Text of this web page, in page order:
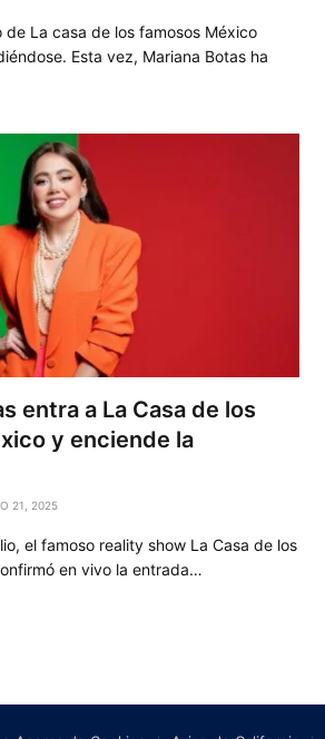
de La casa de los famosos México
Esta vez, Mariana Botas ha
entra a La Casa de los
y enciende la
21, 2025
el famoso reality show La Casa de los
en vivo la entrada…